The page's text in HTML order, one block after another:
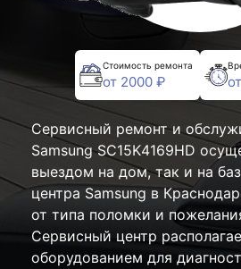
Стоимость ремонта
от 2000 ₽
Сервисный ремонт и
Samsung SC15K4169HD
выездом на дом, так и на
центра Samsung в
от типа поломки и
Сервисный центр
оборудованием для